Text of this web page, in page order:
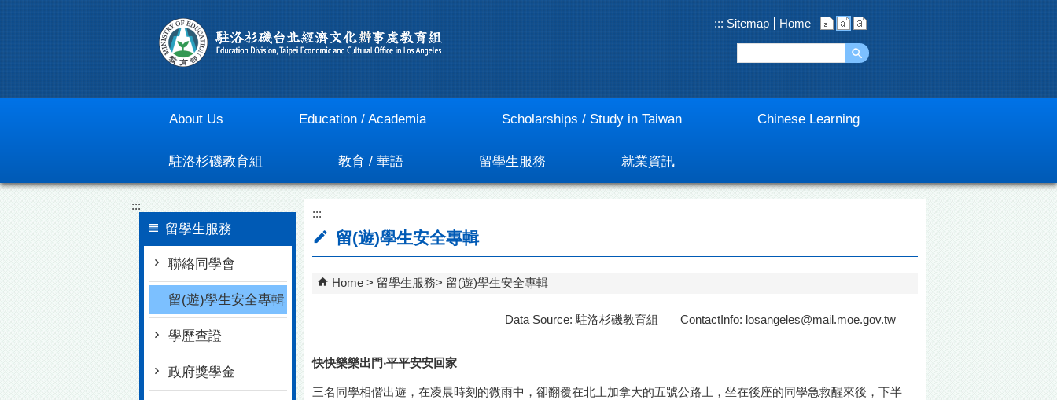
::: Sitemap Home
About Us Education / Academia Scholarships / Study in Taiwan Chinese Learning
駐洛杉磯教育組 教育 / 華語 留學生服務 就業資訊
:::
留學生服務
聯絡同學會
留(遊)學生安全專輯
學歷查證
政府獎學金
:::
留(遊)學生安全專輯
Home 留學生服務 留(遊)學生安全專輯
Data Source: 駐洛杉磯教育組 ContactInfo: losangeles@mail.moe.gov.tw
快快樂樂出門‧平平安安回家
三名同學相偕出遊，在凌晨時刻的微雨中，卻翻覆在北上加拿大的五號公路上，坐在後座的同學急救醒來後，下半